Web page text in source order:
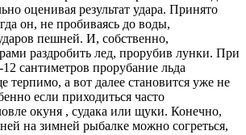
оценивая результат удара. Принято
он, не пробиваясь до воды,
пешней. И, собственно,
раздробить лед, прорубив лунки. При
сантиметров прорубание льда
терпимо, а вот далее становится уже не
если приходиться часто
окуня , судака или щуки. Конечно,
на зимней рыбалке можно согреться,